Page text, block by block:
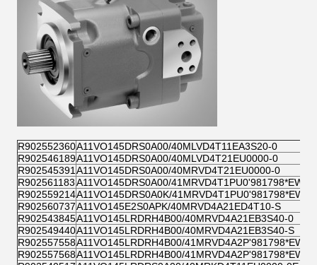
R902552360A11VO145DRS0A00/40MLVD4T11EA3S20-0
R902546189A11VO145DRS0A00/40MLVD4T21EU0000-0
R902545391 A11VO145DRS0A00/40MRVD4T21EU0000-0
R902561183A11VO145DRS0A00/41MRVD4T1PU0'981798*EW*&
R902559214A11VO145DRS0A0K/41MRVD4T1PU0'981798*EW*&
R902560737A11VO145E2S0APK/40MRVD4A21ED4T10-S
R902543845A11VO145LRDRH4B00/40MRVD4A21EB3S40-0
R902549440A11VO145LRDRH4B00/40MRVD4A21EB3S40-S
R902557558A11VO145LRDRH4B00/41MRVD4A2P'981798*EW*&
R902557568A11VO145LRDRH4B00/41MRVD4A2P'981798*EW*&